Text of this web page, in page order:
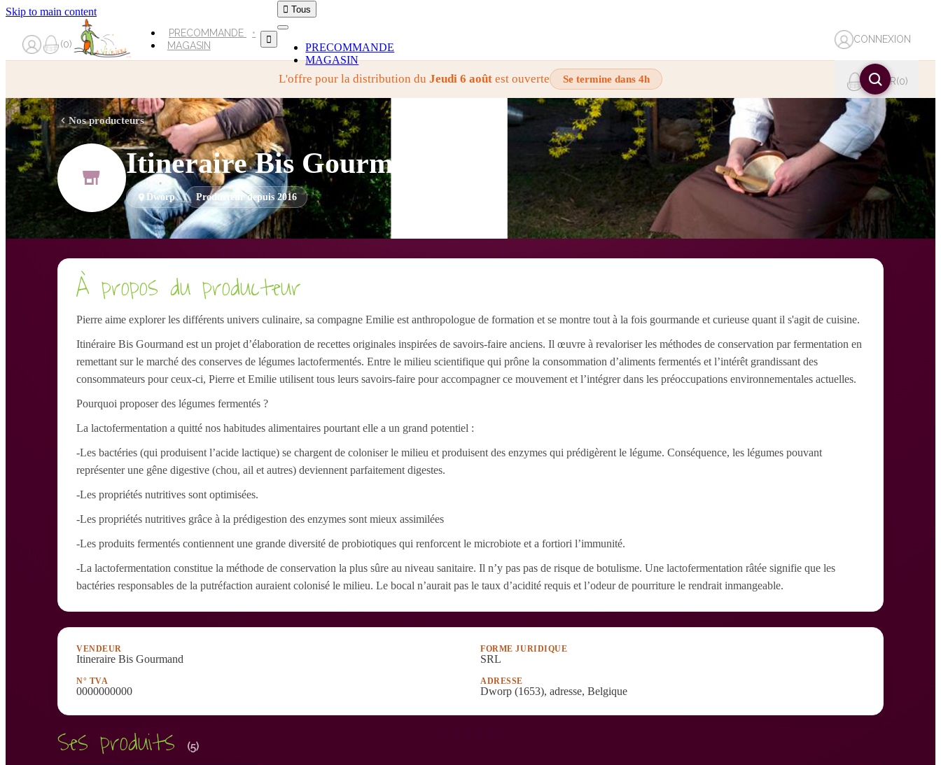
Skip to main content
PRECOMMANDE
MAGASIN

 Tous
PRECOMMANDE
MAGASIN
CONNEXION
PANIER 0
0
L'offre pour la distribution du Jeudi 6 aoûtest ouverte Se termine dans 4h
Nos producteurs
Itineraire Bis Gourmand
Dworp Producteur depuis 2016
À propos du producteur
Pierre aime explorer les différents univers culinaire, sa compagne Emilie est anthropologue de formation et se montre tout à la fois gourmande et curieuse quant il s'agit de cuisine.
Itinéraire Bis Gourmand est un projet d’élaboration de recettes originales inspirées de savoirs-faire anciens. Il œuvre à revaloriser les méthodes de conservation par fermentation en
remettant sur le marché des conserves de légumes lactofermentés. Entre le milieu scientifique qui prône la consommation d’aliments fermentés et l’intérêt grandissant des
consommateurs pour ceux-ci, Pierre et Emilie utilisent tous leurs savoirs-faire pour accompagner ce mouvement et l’intégrer dans les préoccupations environnementales actuelles.
Pourquoi proposer des légumes fermentés ?
La lactofermentation a quitté nos habitudes alimentaires pourtant elle a un grand potentiel :
-Les bactéries (qui produisent l’acide lactique) se chargent de coloniser le milieu et produisent des enzymes qui prédigèrent le légume. Conséquence, les légumes pouvant
représenter une gêne digestive (chou, ail et autres) deviennent parfaitement digestes.
-Les propriétés nutritives sont optimisées.
-Les propriétés nutritives grâce à la prédigestion des enzymes sont mieux assimilées
-Les produits fermentés contiennent une grande diversité de probiotiques qui renforcent le microbiote et a fortiori l’immunité.
-La lactofermentation constitue la méthode de conservation la plus sûre au niveau sanitaire. Il n’y pas pas de risque de botulisme. Une lactofermentation râtée signifie que les
bactéries responsables de la putréfaction auraient colonisé le milieu. Le bocal n’aurait pas le taux d’acidité requis et l’odeur de pourriture le rendrait inmangeable.
VENDEUR
Itineraire Bis Gourmand
FORME JURIDIQUE
SRL
N° TVA
0000000000
ADRESSE
Dworp (1653), adresse, Belgique
Ses produits (5)